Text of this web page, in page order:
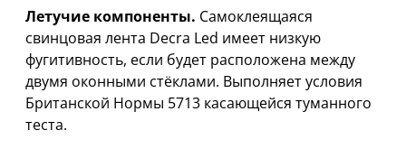
Летучие компоненты. Самоклеящаяся
свинцовая лента Decra Led имеет низкую
фугитивность, если будет расположена между
двумя оконными стёклами. Выполняет условия
Британской Нормы 5713 касающейся туманного
теста.